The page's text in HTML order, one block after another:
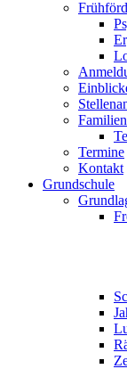
Termine
Kontakt
Grundschule